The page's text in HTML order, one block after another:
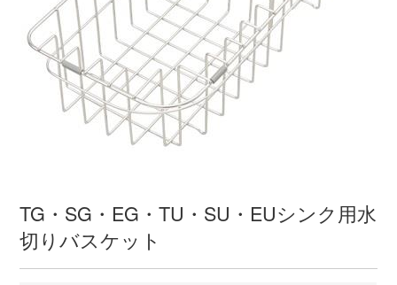
TG・SG・EG・TU・SU・EUシンク用水
切りバスケット